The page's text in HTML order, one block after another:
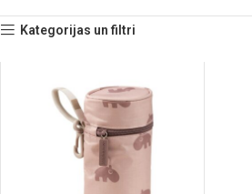
Kategorijas un filtri